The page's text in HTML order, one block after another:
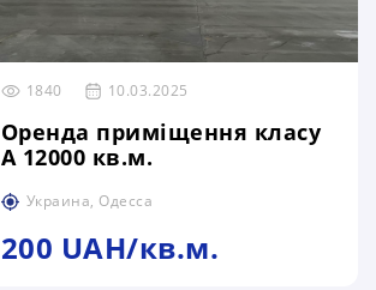
1840 10.03.2025
Оренда приміщення класу
А 12000 кв.м.
Украина, Одесса
200 UAH/кв.м.